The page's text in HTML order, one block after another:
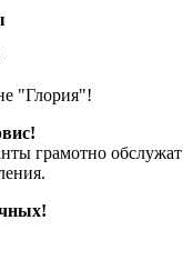
"Глория"!
грамотно обслужат